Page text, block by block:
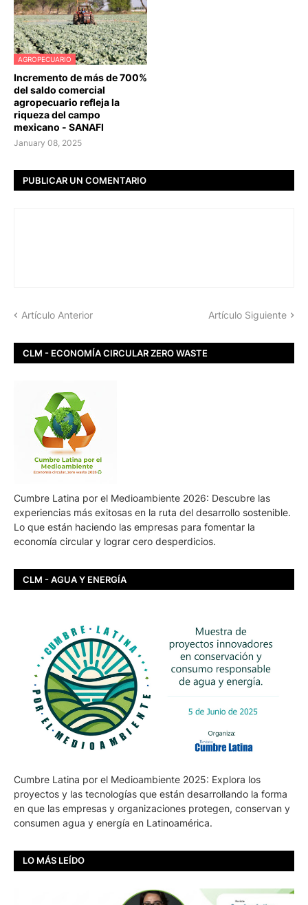
AGROPECUARIO
Incremento de más de 700%
del saldo comercial
agropecuario refleja la
riqueza del campo
mexicano - SANAFI
January 08, 2025
PUBLICAR UN COMENTARIO
Artículo Anterior Artículo Siguiente
CLM - ECONOMÍA CIRCULAR ZERO WASTE
Cumbre Latina por el Medioambiente 2026: Descubre las
experiencias más exitosas en la ruta del desarrollo sostenible.
Lo que están haciendo las empresas para fomentar la
economía circular y lograr cero desperdicios.
CLM - AGUA Y ENERGÍA
Cumbre Latina por el Medioambiente 2025: Explora los
proyectos y las tecnologías que están desarrollando la forma
en que las empresas y organizaciones protegen, conservan y
consumen agua y energía en Latinoamérica.
LO MÁS LEÍDO